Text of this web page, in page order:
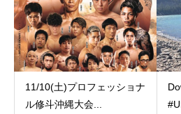
11/10(土)プロフェッショナ
ル修斗沖縄大会...